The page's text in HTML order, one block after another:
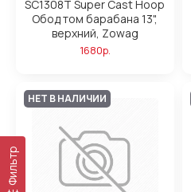
Фильтр
SC1308T Super Cast Hoop
Обод том барабана 13",
верхний, Zowag
1680р.
НЕТ В НАЛИЧИИ